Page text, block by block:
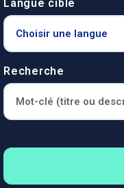
Langue cible
Recherche